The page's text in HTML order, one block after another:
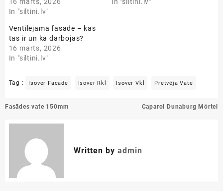
In "siltini.lv"
Ventilējamā fasāde – kas
tas ir un kā darbojas?
16 marts, 2026
In "siltini.lv"
Tag : Isover Facade Isover Rkl Isover Vkl Pretvēja Vate
Ziņu
Fasādes vate 150mm Caparol Dunaburg Mörtel
Written by admin